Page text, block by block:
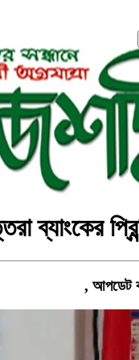
ব্যাংকের
, আপডেট